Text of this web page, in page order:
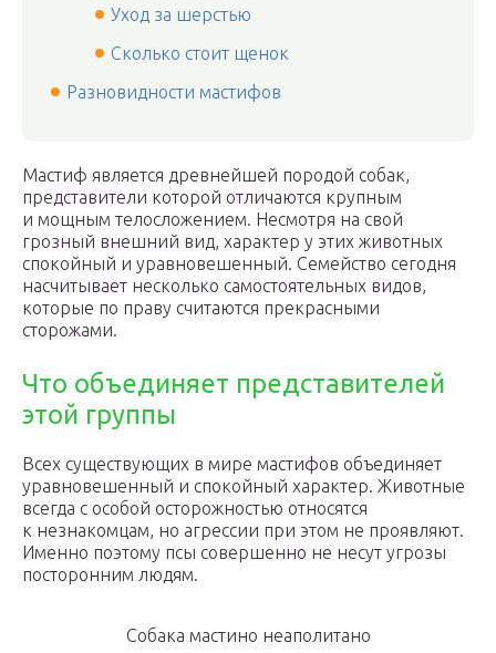
Уход за шерстью
Сколько стоит щенок
Разновидности мастифов
Мастиф является древнейшей породой собак,
представители которой отличаются крупным
и мощным телосложением. Несмотря на свой
грозный внешний вид, характер у этих животных
спокойный и уравновешенный. Семейство сегодня
насчитывает несколько самостоятельных видов,
которые по праву считаются прекрасными
сторожами.
Что объединяет представителей
этой группы
Всех существующих в мире мастифов объединяет
уравновешенный и спокойный характер. Животные
всегда с особой осторожностью относятся
к незнакомцам, но агрессии при этом не проявляют.
Именно поэтому псы совершенно не несут угрозы
посторонним людям.
Собака мастино неаполитано